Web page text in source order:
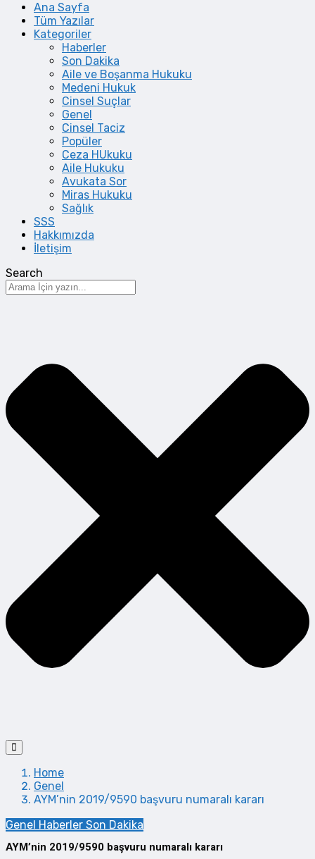
Ana Sayfa
Tüm Yazılar
Kategoriler
Haberler
Son Dakika
Aile ve Boşanma Hukuku
Medeni Hukuk
Cinsel Suçlar
Genel
Cinsel Taciz
Popüler
Ceza HUkuku
Aile Hukuku
Avukata Sor
Miras Hukuku
Sağlık
SSS
Hakkımızda
İletişim
Search
Home
Genel
AYM’nin 2019/9590 başvuru numaralı kararı
Genel Haberler Son Dakika
AYM’nin 2019/9590 başvuru numaralı kararı